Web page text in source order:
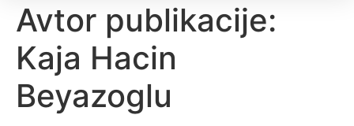
Avtor publikacije:
Kaja Hacin
Beyazoglu